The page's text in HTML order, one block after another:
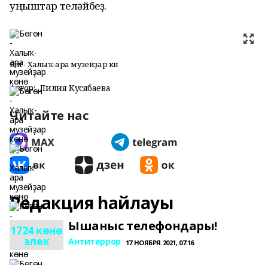
уңыштар теләйбеҙ.
Бөгөн - Халыҡ-ара музейҙар көнө
Автор: Лилия Кусябаева
Читайте нас
Редакция һайлауы
1724 көнө
элек
Ышаныс телефондары!
Антитеррор 17 НОЯБРЯ 2021, 07:16